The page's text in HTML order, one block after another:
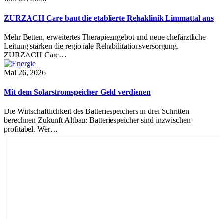
ZURZACH Care baut die etablierte Rehaklinik Limmattal aus
Mehr Betten, erweitertes Therapieangebot und neue chefärztliche
Leitung stärken die regionale Rehabilitationsversorgung.
ZURZACH Care…
Mai 26, 2026
Mit dem Solarstromspeicher Geld verdienen
Die Wirtschaftlichkeit des Batteriespeichers in drei Schritten
berechnen Zukunft Altbau: Batteriespeicher sind inzwischen
profitabel. Wer…